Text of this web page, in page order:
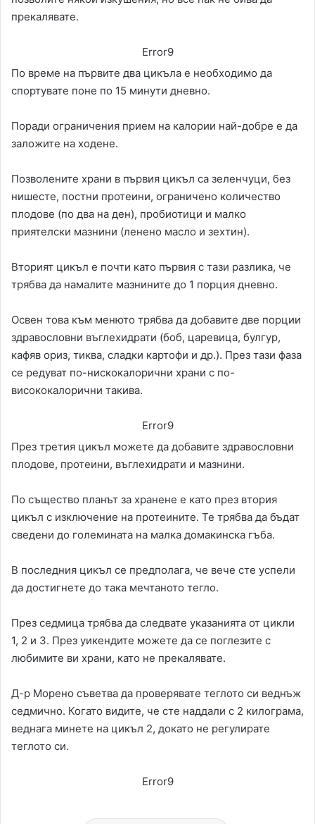
прекалявате.
Error9
По време на първите два цикъла е необходимо да
спортувате поне по 15 минути дневно.
Поради ограничения прием на калории най-добре е да
заложите на ходене.
Позволените храни в първия цикъл са зеленчуци, без
нишесте, постни протеини, ограничено количество
плодове (по два на ден), пробиотици и малко
приятелски мазнини (ленено масло и зехтин).
Вторият цикъл е почти като първия с тази разлика, че
трябва да намалите мазнините до 1 порция дневно.
Освен това към менюто трябва да добавите две порции
здравословни въглехидрати (боб, царевица, булгур,
кафяв ориз, тиква, сладки картофи и др.). През тази фаза
се редуват по-нискокалорични храни с по-
висококалорични такива.
Error9
През третия цикъл можете да добавите здравословни
плодове, протеини, въглехидрати и мазнини.
По същество планът за хранене е като през втория
цикъл с изключение на протеините. Те трябва да бъдат
сведени до големината на малка домакинска гъба.
В последния цикъл се предполага, че вече сте успели
да достигнете до така мечтаното тегло.
През седмица трябва да следвате указанията от цикли
1, 2 и 3. През уикендите можете да се поглезите с
любимите ви храни, като не прекалявате.
Д-р Морено съветва да проверявате теглото си веднъж
седмично. Когато видите, че сте наддали с 2 килограма,
веднага минете на цикъл 2, докато не регулирате
теглото си.
Error9